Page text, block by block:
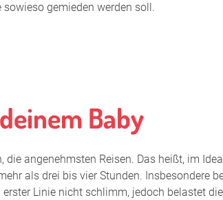
Stillen
Stillen
sowieso gemieden werden soll.
Baby
die angenehmsten Reisen. Das heißt, im
als drei bis vier Stunden. Insbesondere
Linie nicht schlimm, jedoch belastet